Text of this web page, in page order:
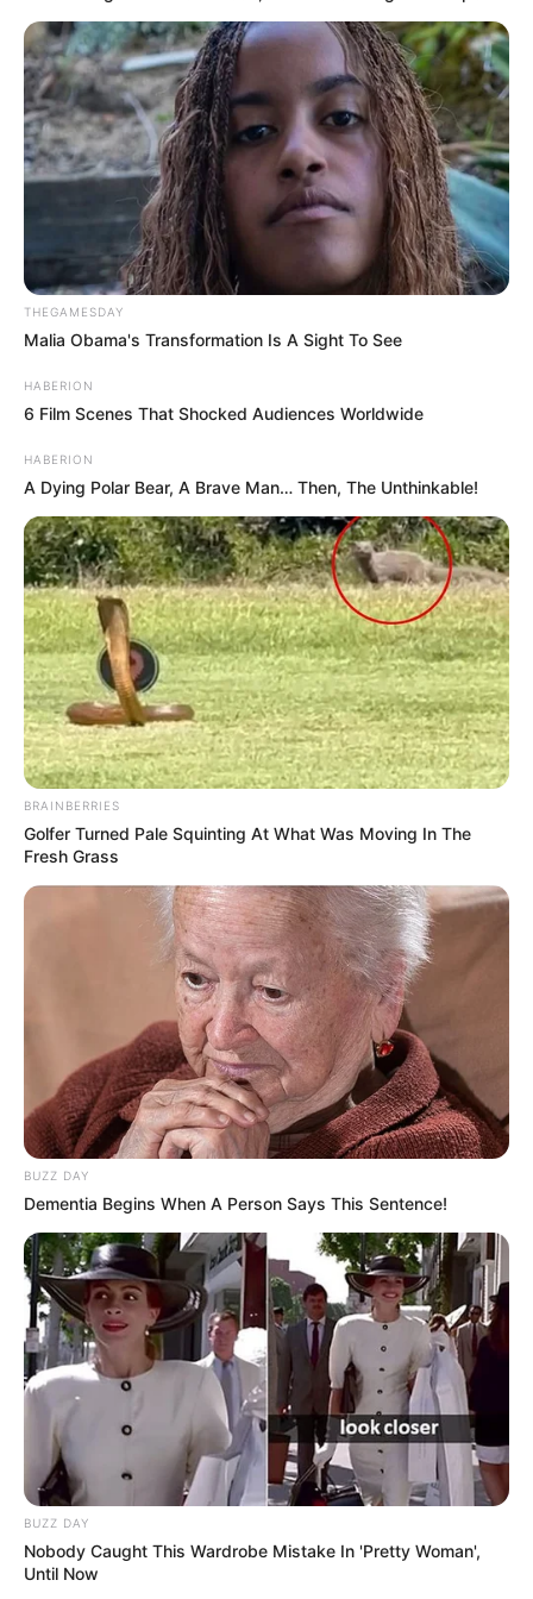
2026 sur France 3, un couple emblématique se
sépare et il s’agit d’Elisabeth et Alain.
Un si grand soleil est à retrouver du lundi au
vendredi à 20h45 sur l’antenne de France 3.
THEGAMESDAY
Malia Obama's Transformation Is A Sight To See
HABERION
6 Film Scenes That Shocked Audiences Worldwide
HABERION
A Dying Polar Bear, A Brave Man… Then, The Unthinkable!
BRAINBERRIES
Golfer Turned Pale Squinting At What Was Moving In The
Fresh Grass
BUZZ DAY
Dementia Begins When A Person Says This Sentence!
BUZZ DAY
Nobody Caught This Wardrobe Mistake In 'Pretty Woman',
Until Now